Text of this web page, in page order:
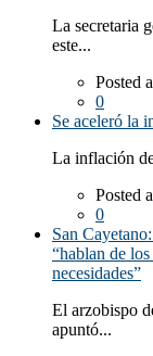
La secretaria
este...
Posted
0
Se aceleró la
La inflación
Posted
0
San
“hablan de
necesidades”
El arzobispo
apuntó...